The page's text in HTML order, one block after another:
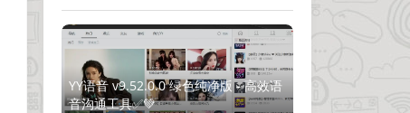
YY语音 v9.52.0.0 绿色纯净版 - 高效语
音沟通工具✅💚